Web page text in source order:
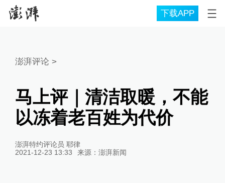
下载APP
澎湃评论 >
马上评｜清洁取暖，不能
以冻着老百姓为代价
澎湃特约评论员 耶律
2021-12-23 13:33
来源： 澎湃新闻